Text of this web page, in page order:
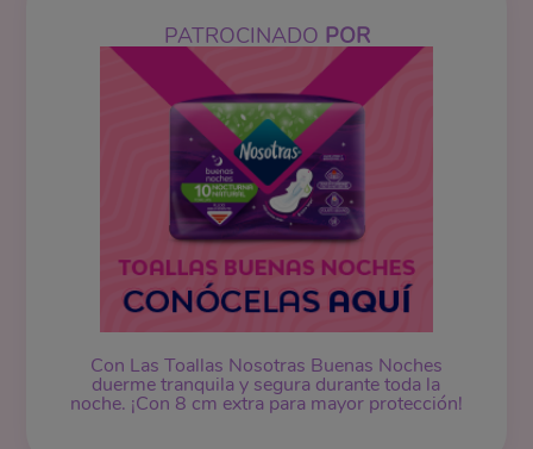
PATROCINADO POR
Con Las Toallas Nosotras Buenas Noches
duerme tranquila y segura durante toda la
noche. ¡Con 8 cm extra para mayor protección!